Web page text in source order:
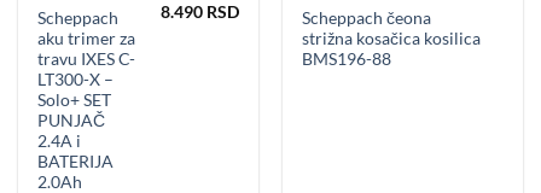
Scheppach
aku trimer za
travu IXES C-
LT300-X –
Solo+ SET
PUNJAČ
2.4A i
BATERIJA
2.0Ah
8.490 RSD
Scheppach čeona
strižna kosačica kosilica
BMS196-88